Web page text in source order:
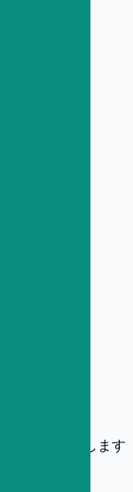
問にお答えします